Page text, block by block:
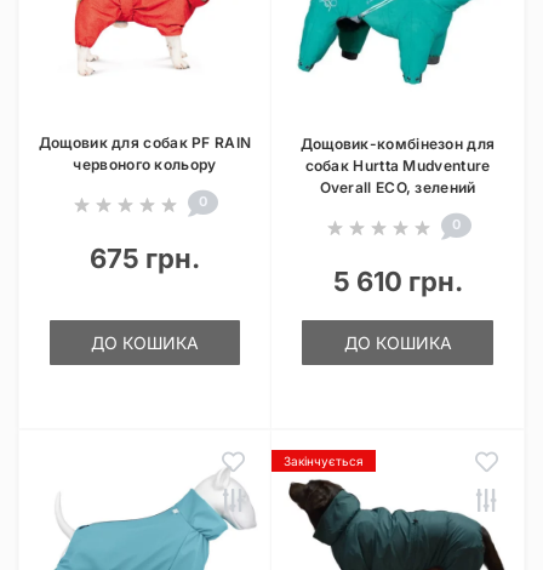
Дощовик для собак PF RAIN
червоного кольору
0
675 грн.
ДО КОШИКА
Дощовик-комбінезон для
собак Hurtta Mudventure
Overall ECO, зелений
0
5 610 грн.
ДО КОШИКА
Закінчується